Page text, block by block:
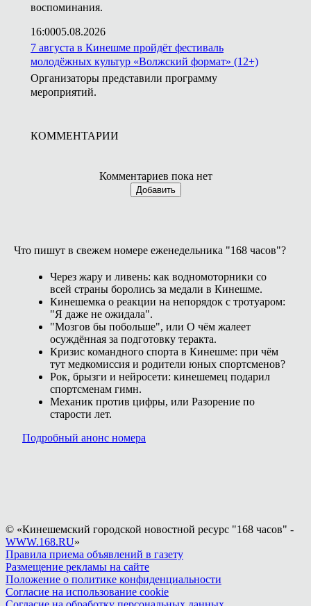
воспоминания.
16:0005.08.2026
7 августа в Кинешме пройдёт фестиваль
молодёжных культур «Волжский формат» (12+)
Организаторы представили программу
мероприятий.
КОММЕНТАРИИ
Комментариев пока нет
Добавить
Что пишут в свежем номере еженедельника "168 часов"?
Через жару и ливень: как водномоторники со
всей страны боролись за медали в Кинешме.
Кинешемка о реакции на непорядок с тротуаром:
"Я даже не ожидала".
"Мозгов бы побольше", или О чём жалеет
осуждённая за подготовку теракта.
Кризис командного спорта в Кинешме: при чём
тут медкомиссия и родители юных спортсменов?
Рок, брызги и нейросети: кинешемец подарил
спортсменам гимн.
Механик против цифры, или Разорение по
старости лет.
Подробный анонс номера
© «Кинешемский городской новостной ресурс "168 часов" -
WWW.168.RU»
Правила приема объявлений в газету
Размещение рекламы на сайте
Положение о политике конфиденциальности
Согласие на использование cookie